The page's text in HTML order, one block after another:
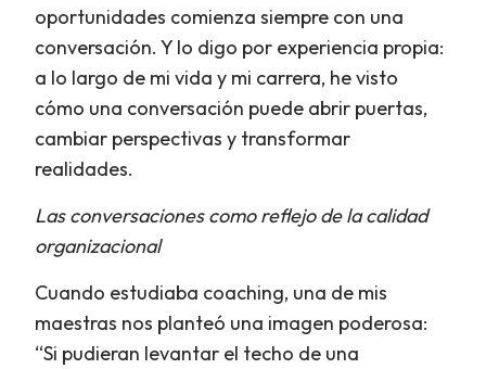
oportunidades comienza siempre con una
conversación. Y lo digo por experiencia propia:
a lo largo de mi vida y mi carrera, he visto
cómo una conversación puede abrir puertas,
cambiar perspectivas y transformar
realidades.
Las conversaciones como reflejo de la calidad
organizacional
Cuando estudiaba coaching, una de mis
maestras nos planteó una imagen poderosa:
“Si pudieran levantar el techo de una